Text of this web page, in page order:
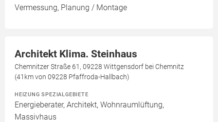
Vermessung, Planung / Montage
Architekt Klima. Steinhaus
Chemnitzer Straße 61, 09228 Wittgensdorf bei Chemnitz
(41km von 09228 Pfaffroda-Hallbach)
HEIZUNG SPEZIALGEBIETE
Energieberater, Architekt, Wohnraumlüftung,
Massivhaus